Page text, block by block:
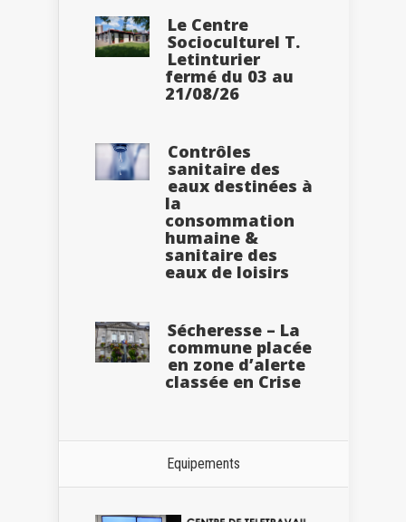
Le Centre
Socioculturel T.
Letinturier
fermé du 03 au
21/08/26
Contrôles
sanitaire des
eaux destinées à
la
consommation
humaine &
sanitaire des
eaux de loisirs
Sécheresse – La
commune placée
en zone d’alerte
classée en Crise
Equipements